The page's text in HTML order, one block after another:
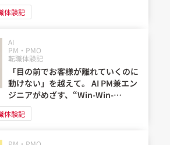
体験記
AI
PM・PMO
転職体験記
「目の前でお客様が離れていくのに
動けない」を越えて。 AI PM兼エン
ジニアがめざす、“Win-Win-
Win”の関係
体験記